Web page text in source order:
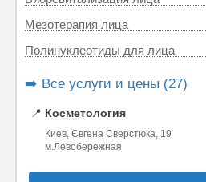
Мезотерапия лица
Полинуклеотиды для лица
➡️ Все услуги и цены (27)
📍 Косметология
Киев, Євгена Сверстюка, 19
м.Левобережная